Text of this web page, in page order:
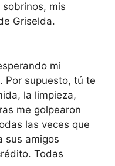
mis
Griselda.
mi
Por supuesto, tú te
la limpieza,
me golpearon
las veces que
sus amigos
Todas